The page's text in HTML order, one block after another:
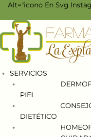
Alt="icono En Svg
SERVICIOS
PIEL
DIETÉTICO